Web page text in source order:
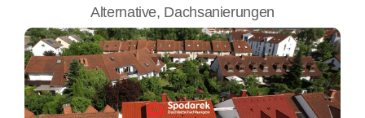
Alternative, Dachsanierungen